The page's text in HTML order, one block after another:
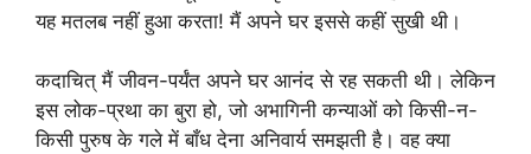
यह मतलब नहीं हुआ करता! मैं अपने घर इससे कहीं सुखी थी।
कदाचित् मैं जीवन-पर्यंत अपने घर आनंद से रह सकती थी। लेकिन
इस लोक-प्रथा का बुरा हो, जो अभागिनी कन्याओं को किसी-न-
किसी पुरुष के गले में बाँध देना अनिवार्य समझती है। वह क्या